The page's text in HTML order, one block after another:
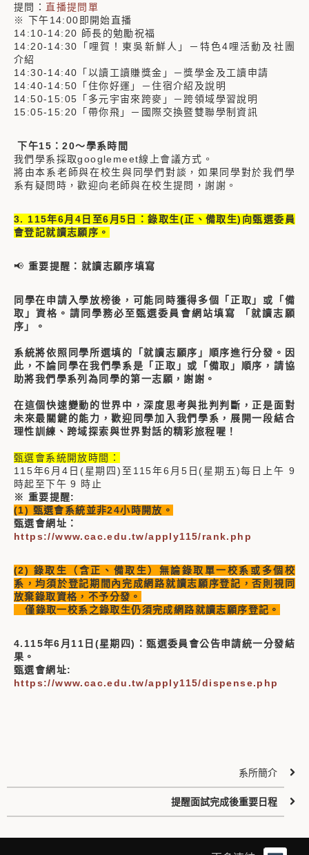
提問： 直播提問單
※ 下午14:00即開始直播
14:10-14:20 師長的勉勵祝福
14:20-14:30「哩賀！東吳新鮮人」－特色4哩活動及社團
介紹
14:30-14:40「以讀工讀賺獎金」－獎學金及工讀申請
14:40-14:50「住你好運」－住宿介紹及說明
14:50-15:05「多元宇宙來跨麥」－跨領域學習說明
15:05-15:20「帶你飛」－國際交換暨雙聯學制資訊
下午15：20～學系時間
我們學系採取googlemeet線上會議方式。
將由本系老師與在校生與同學們對談，如果同學對於我們學
系有疑問時，歡迎向老師與在校生提問，謝謝。
3. 115年6月4日至6月5日：錄取生(正、備取生)向甄選委員
會登記就讀志願序。
📢 重要提醒：就讀志願序填寫
同學在申請入學放榜後，可能同時獲得多個「正取」或「備
取」資格。請同學務必至甄選委員會網站填寫 「就讀志願
序」。
系統將依照同學所選填的「就讀志願序」順序進行分發。因
此，不論同學在我們學系是「正取」或「備取」順序，請協
助將我們學系列為同學的第一志願，謝謝。
在這個快速變動的世界中，深度思考與批判判斷，正是面對
未來最關鍵的能力，歡迎同學加入我們學系，展開一段結合
理性訓練、跨域探索與世界對話的精彩旅程喔！
甄選會系統開放時間：
115年6月4日(星期四)至115年6月5日(星期五)每日上午 9
時起至下午 9 時止
※ 重要提醒:
(1) 甄選會系統並非24小時開放。
甄選會網址：
https://www.cac.edu.tw/apply115/rank.php
(2) 錄取生（含正、備取生）無論錄取單一校系或多個校
系，均須於登記期間內完成網路就讀志願序登記，否則視同
放棄錄取資格，不予分發。
僅錄取一校系之錄取生仍須完成網路就讀志願序登記。
4.115年6月11日(星期四)：甄選委員會公告申請統一分發結
果。
甄選會網址:
https://www.cac.edu.tw/apply115/dispense.php
系所簡介
提醒面試完成後重要日程